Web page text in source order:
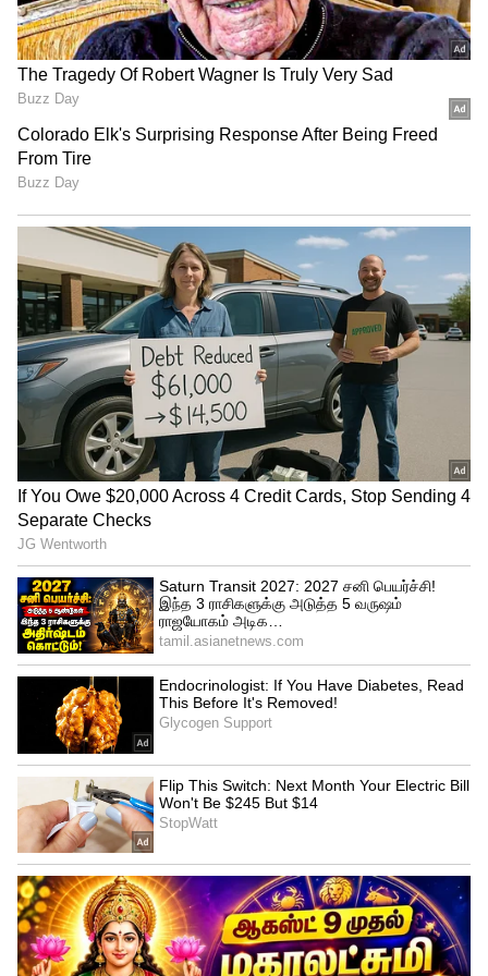
4
shruti haasan childhood photo with
kamalhaasan and sarika
கமல்ஹாசன் உடனான மண முறிவுக்கு
பின்னர் மும்பையில் செட்டில் ஆன சரிகா,
அவ்வப்போது சினிமாவிலும் நடித்து
வருகிறார். இந்த நிலையில், நடிகை சரிகா
திருமணத்துக்கு பின்னர் தனது முன்னாள்
கணவர் கமல்ஹாசனுடனும் மகள்
ஸ்ருதிஹாசன் உடனும் எடுத்துக் கொண்ட
புகைப்படம் ஒன்று இணையத்தில்
வைரலாகி வருகிறது. அதில் அச்சு அசல்
ஸ்ருதிஹாசன் போலவே இருக்கிறார். அந்த
புகைப்படத்தை ஸ்ருதிஹாசன் தன்னுடைய
இன்ஸ்டாகிராம் பக்கத்தில் தற்போது
பதிவிட்டு இருக்கிறார்.